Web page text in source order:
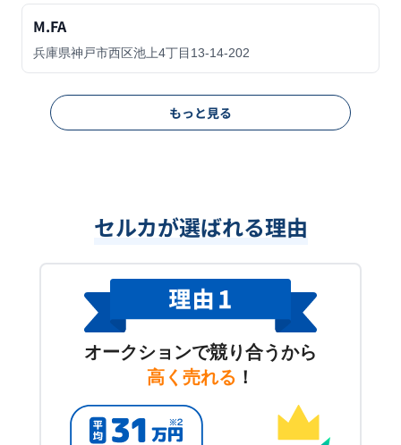
M.FA
兵庫県神戸市西区池上4丁目13-14-202
もっと見る
セルカが選ばれる理由
オークションで競り合うから
高く売れる ！